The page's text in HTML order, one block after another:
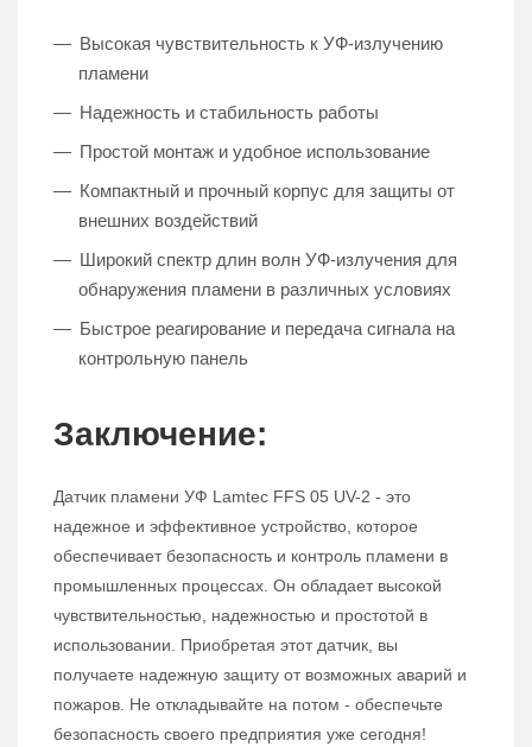
Высокая чувствительность к УФ-излучению
пламени
Надежность и стабильность работы
Простой монтаж и удобное использование
Компактный и прочный корпус для защиты от
внешних воздействий
Широкий спектр длин волн УФ-излучения для
обнаружения пламени в различных условиях
Быстрое реагирование и передача сигнала на
контрольную панель
Заключение:
Датчик пламени УФ Lamtec FFS 05 UV-2 - это
надежное и эффективное устройство, которое
обеспечивает безопасность и контроль пламени в
промышленных процессах. Он обладает высокой
чувствительностью, надежностью и простотой в
использовании. Приобретая этот датчик, вы
получаете надежную защиту от возможных аварий и
пожаров. Не откладывайте на потом - обеспечьте
безопасность своего предприятия уже сегодня!